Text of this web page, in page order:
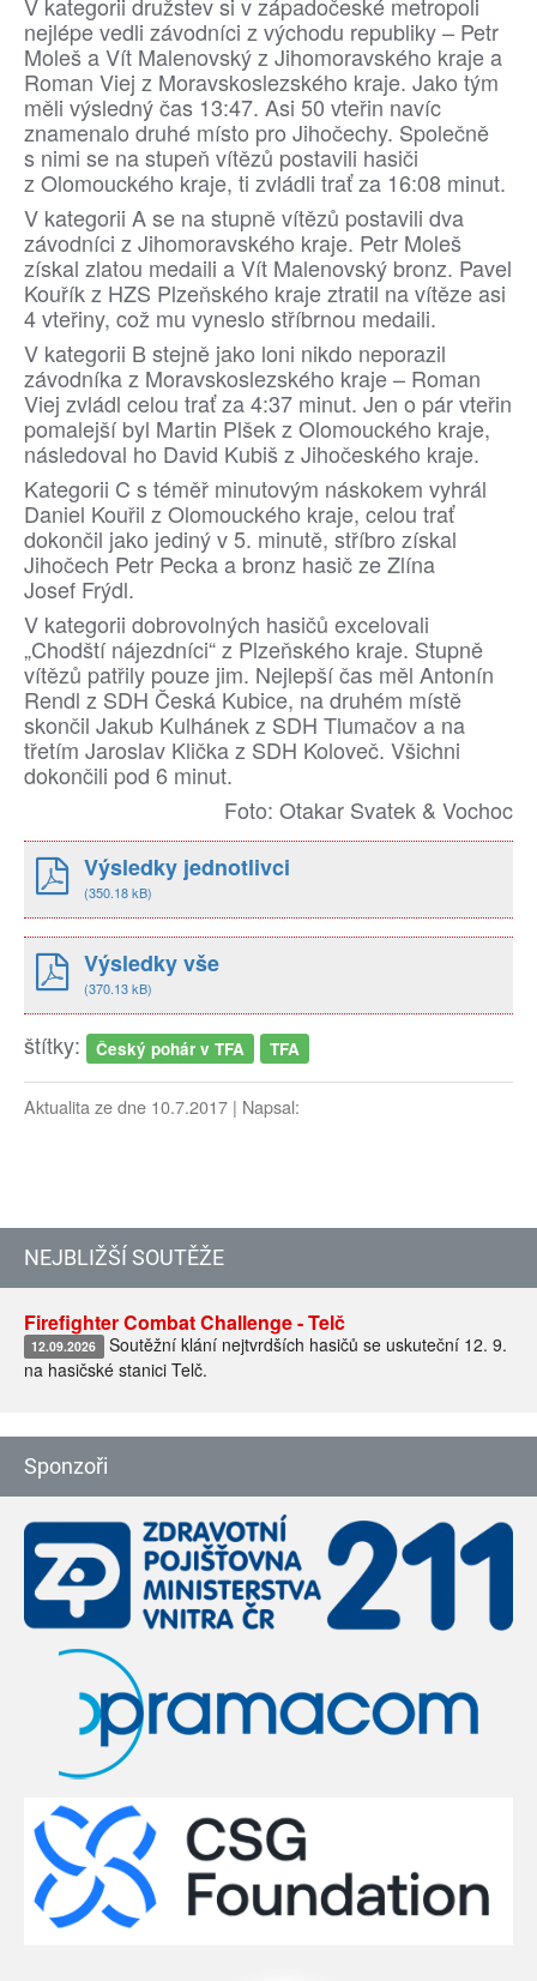
V kategorii družstev si v západočeské metropoli
nejlépe vedli závodníci z východu republiky – Petr
Moleš a Vít Malenovský z Jihomoravského kraje a
Roman Viej z Moravskoslezského kraje. Jako tým
měli výsledný čas 13:47. Asi 50 vteřin navíc
znamenalo druhé místo pro Jihočechy. Společně
s nimi se na stupeň vítězů postavili hasiči
z Olomouckého kraje, ti zvládli trať za 16:08 minut.
V kategorii A se na stupně vítězů postavili dva
závodníci z Jihomoravského kraje. Petr Moleš
získal zlatou medaili a Vít Malenovský bronz. Pavel
Kouřík z HZS Plzeňského kraje ztratil na vítěze asi
4 vteřiny, což mu vyneslo stříbrnou medaili.
V kategorii B stejně jako loni nikdo neporazil
závodníka z Moravskoslezského kraje – Roman
Viej zvládl celou trať za 4:37 minut. Jen o pár vteřin
pomalejší byl Martin Plšek z Olomouckého kraje,
následoval ho David Kubiš z Jihočeského kra­je.
Kategorii C s téměř minutovým náskokem vyhrál
Daniel Kouřil z Olomouckého kraje, celou trať
dokončil jako jediný v 5. minutě, stříbro získal
Jihočech Petr Pecka a bronz hasič ze Zlína
Josef Frýdl.
V kategorii dobrovolných hasičů excelovali
„Chodští nájezdníci“ z Plzeňského kraje. Stupně
vítězů patřily pouze jim. Nejlepší čas měl Antonín
Rendl z SDH Česká Kubice, na druhém místě
skončil Jakub Kulhánek z SDH Tlumačov a na
třetím Jaroslav Klička z SDH Koloveč. Všichni
dokončili pod 6 minut.
Foto: Otakar Svatek & Vochoc
Výsledky jednotlivci
(350.18 kB)
Výsledky vše
(370.13 kB)
štítky: Český pohár v TFA TFA
Aktualita ze dne 10.7.2017 | Napsal:
NEJBLIŽŠÍ SOUTĚŽE
Firefighter Combat Challenge - Telč
12.09.2026 Soutěžní klání nejtvrdších hasičů se uskuteční 12. 9.
na hasičské stanici Telč.
Sponzoři